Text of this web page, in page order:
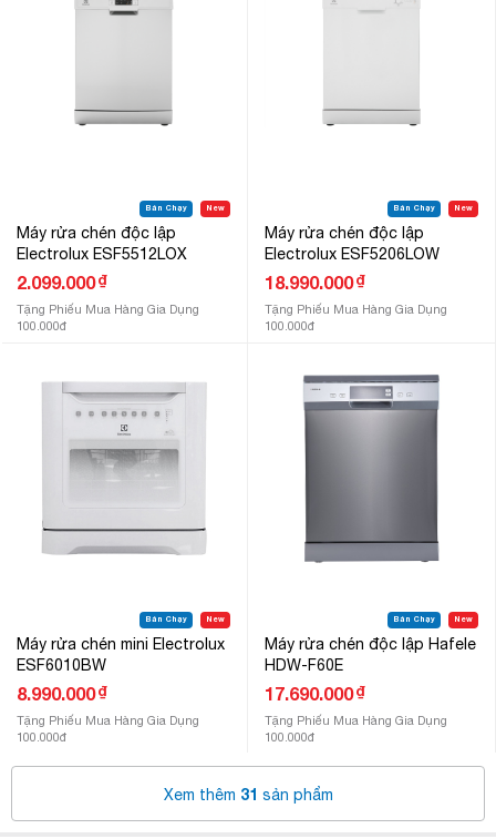
Bán Chạy New
Máy rửa chén độc lập
Electrolux ESF5512LOX
2.099.000₫
Tặng Phiếu Mua Hàng Gia Dụng
100.000đ
Bán Chạy New
Máy rửa chén độc lập
Electrolux ESF5206LOW
18.990.000₫
Tặng Phiếu Mua Hàng Gia Dụng
100.000đ
Bán Chạy New
Máy rửa chén mini Electrolux
ESF6010BW
8.990.000₫
Tặng Phiếu Mua Hàng Gia Dụng
100.000đ
Bán Chạy New
Máy rửa chén độc lập Hafele
HDW-F60E
17.690.000₫
Tặng Phiếu Mua Hàng Gia Dụng
100.000đ
Xem thêm 31 sản phẩm